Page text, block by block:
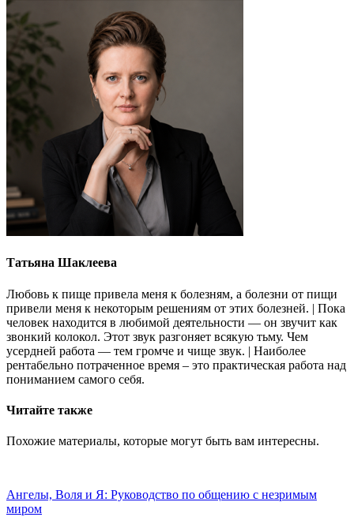
Татьяна Шаклеева
Любовь к пище привела меня к болезням, а болезни от пищи
привели меня к некоторым решениям от этих болезней. | Пока
человек находится в любимой деятельности — он звучит как
звонкий колокол. Этот звук разгоняет всякую тьму. Чем
усердней работа — тем громче и чище звук. | Наиболее
рентабельно потраченное время – это практическая работа над
пониманием самого себя.
Читайте также
Похожие материалы, которые могут быть вам интересны.
Ангелы, Воля и Я: Руководство по общению с незримым
миром